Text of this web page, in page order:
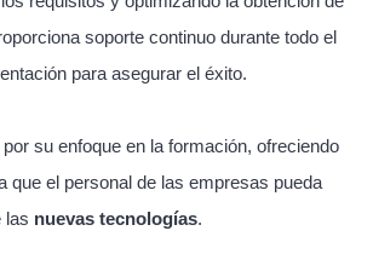
soporte continuo durante todo el
para asegurar el éxito.
su enfoque en la formación, ofreciendo
que el personal de las empresas pueda
las nuevas tecnologías.